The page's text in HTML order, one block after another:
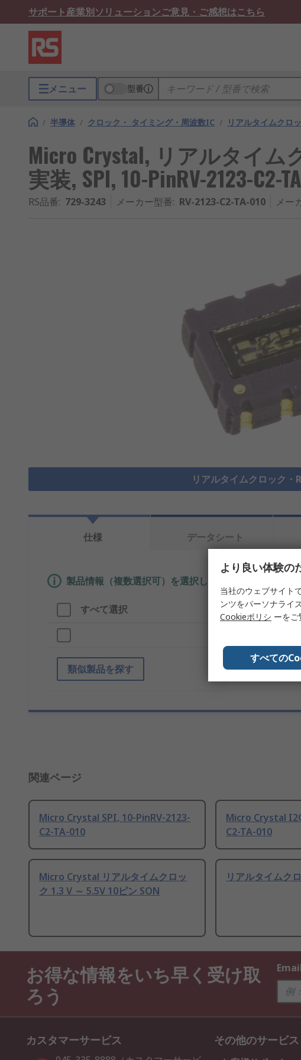
サポート産業別ソリューションご意見・ご感想はこちら
メニュー 型番
/ 半導体 / クロック・ タイミング・周波数IC / リアルタイムクロ
Micro Crystal, リアルタイム
実装, SPI, 10-PinRV-2123-C2-
RS品番: 729-3243 メーカー型番: RV-2123-C2-TA-010 メー
リアルタイムクロック・
仕様 データシート
製品情報（複数選択可）を選択して、類似製品を検索し
すべて選択 製品情報
類似製品を探す
関連ページ
Micro Crystal SPI, 10-PinRV-2123-
C2-TA-010
Micro Crystal
C2-TA-010
Micro Crystal リアルタイムクロッ
ク 1.3 V ～ 5.5V 10ピン SON
リアルタイムク
お得な情報をいち早く受け取
ろう
カスタマーサービス その他のサービス
より良い体験の
当社のウェブサイト
ンツをパーソナライ
Cookieポリシ ーをご
すべての